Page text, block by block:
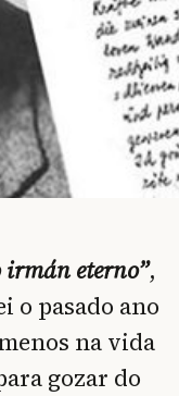
irmán eterno”,
o pasado ano
na vida
gozar do